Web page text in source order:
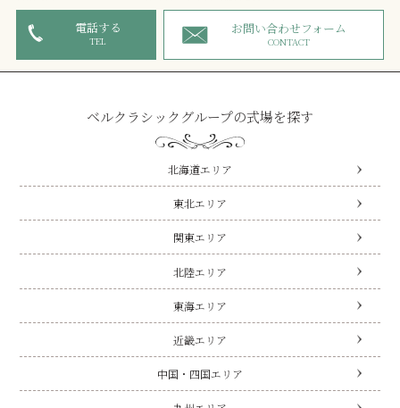
電話する
TEL
お問い合わせフォーム
CONTACT
ベルクラシックグループの式場を探す
北海道エリア
東北エリア
関東エリア
北陸エリア
東海エリア
近畿エリア
中国・四国エリア